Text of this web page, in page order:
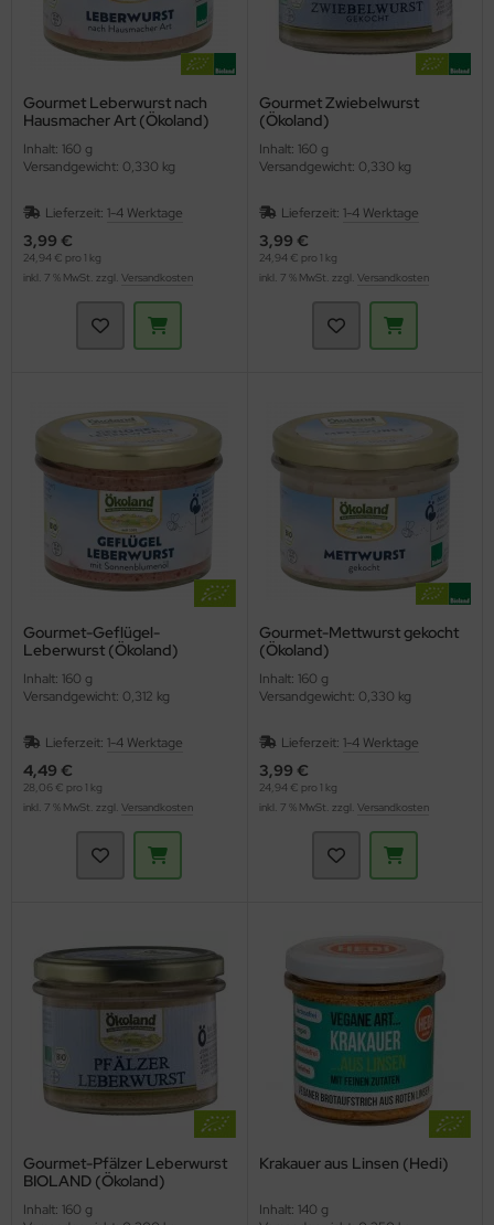
Gourmet Leberwurst nach
Hausmacher Art (Ökoland)
Inhalt: 160 g
Versandgewicht: 0,330 kg
Lieferzeit: 1-4 Werktage
3,99 €
24,94 € pro 1 kg
inkl. 7 % MwSt. zzgl. Versandkosten
Gourmet Zwiebelwurst
(Ökoland)
Inhalt: 160 g
Versandgewicht: 0,330 kg
Lieferzeit: 1-4 Werktage
3,99 €
24,94 € pro 1 kg
inkl. 7 % MwSt. zzgl. Versandkosten
Gourmet-Geflügel-
Leberwurst (Ökoland)
Inhalt: 160 g
Versandgewicht: 0,312 kg
Lieferzeit: 1-4 Werktage
4,49 €
28,06 € pro 1 kg
inkl. 7 % MwSt. zzgl. Versandkosten
Gourmet-Mettwurst gekocht
(Ökoland)
Inhalt: 160 g
Versandgewicht: 0,330 kg
Lieferzeit: 1-4 Werktage
3,99 €
24,94 € pro 1 kg
inkl. 7 % MwSt. zzgl. Versandkosten
Gourmet-Pfälzer Leberwurst
BIOLAND (Ökoland)
Inhalt: 160 g
Krakauer aus Linsen (Hedi)
Inhalt: 140 g